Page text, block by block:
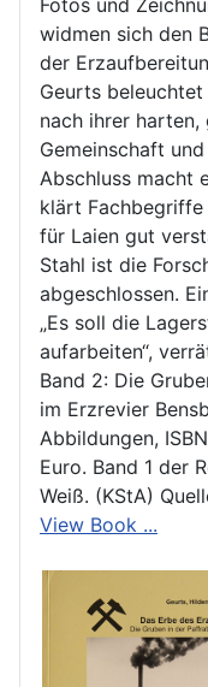
Fotos und
widmen sich den
der
Geurts
nach ihrer
Gemeinschaft
Abschluss macht
klärt Fachbegriffe
für Laien gut
Stahl ist die
abgeschlossen.
„Es soll die
aufarbeiten“,
Band 2: Die
im Erzrevier
Abbildungen,
Euro. Band 1 der
Weiß. (KStA)
View Book ...